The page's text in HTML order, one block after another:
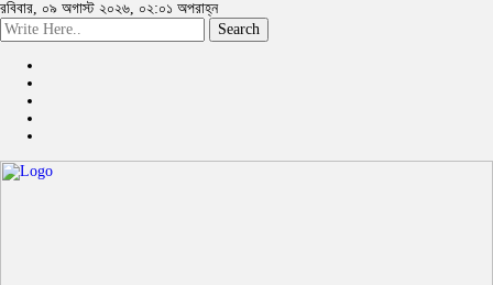
রবিবার, ০৯ অগাস্ট ২০২৬, ০২:০১ অপরাহ্ন
Search